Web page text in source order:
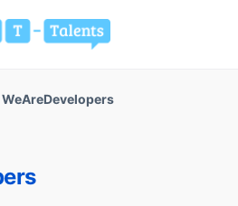
WeAreDevelopers